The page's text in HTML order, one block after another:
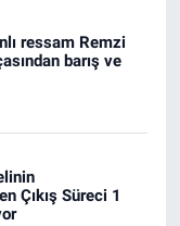
ressam Remzi
barış ve
Çıkış Süreci 1